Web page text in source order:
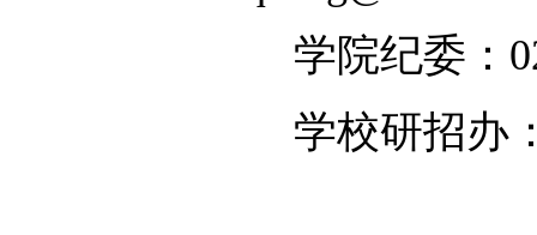
学院纪委：
学校研招办